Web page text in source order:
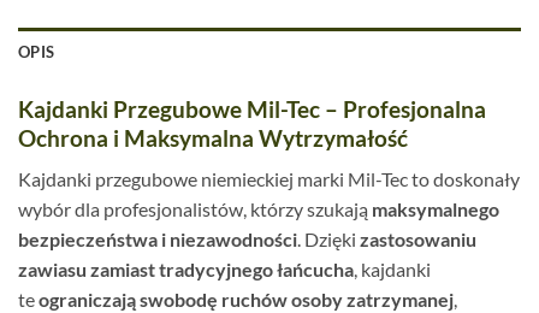
OPIS
Kajdanki Przegubowe Mil-Tec – Profesjonalna
Ochrona i Maksymalna Wytrzymałość
Kajdanki przegubowe niemieckiej marki Mil-Tec to doskonały
wybór dla profesjonalistów, którzy szukają maksymalnego
bezpieczeństwa i niezawodności. Dzięki zastosowaniu
zawiasu zamiast tradycyjnego łańcucha, kajdanki
teograniczają swobodę ruchów osoby zatrzymanej,